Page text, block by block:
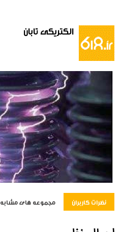
الکتریکی تابان
نظرات کاربران مجموعه های مشابه